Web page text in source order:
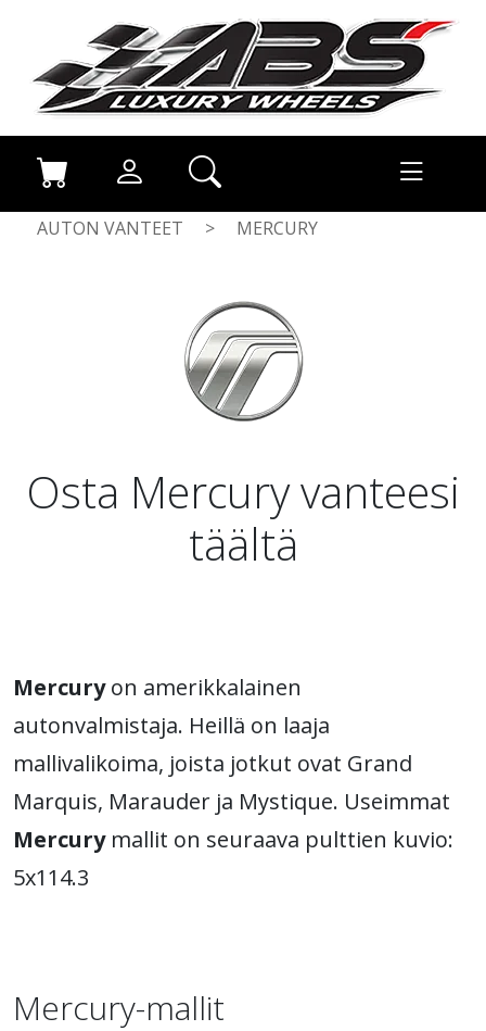
AUTON VANTEET > MERCURY
Osta Mercury vanteesi
täältä
Mercuryon amerikkalainen
autonvalmistaja. Heillä on laaja
mallivalikoima, joista jotkut ovat Grand
Marquis, Marauder ja Mystique. Useimmat
Mercurymallit on seuraava pulttien kuvio:
5x114.3
Mercury-mallit